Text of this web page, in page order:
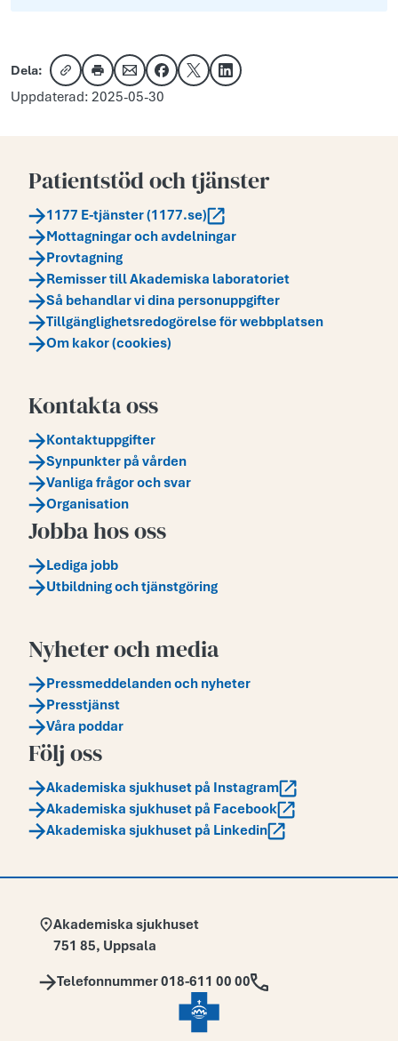
Dela:
Kopiera länk
Skriv utDela via e-post
Dela på Facebook
Dela på XDela på LinkedIn
Uppdaterad: 2025-05-30
Patientstöd och tjänster
1177 E-tjänster (1177.se)
Mottagningar och avdelningar
Provtagning
Remisser till Akademiska laboratoriet
Så behandlar vi dina personuppgifter
Tillgänglighetsredogörelse för webbplatsen
Om kakor (cookies)
Kontakta oss
Kontaktuppgifter
Synpunkter på vården
Vanliga frågor och svar
Organisation
Jobba hos oss
Lediga jobb
Utbildning och tjänstgöring
Nyheter och media
Pressmeddelanden och nyheter
Presstjänst
Våra poddar
Följ oss
Akademiska sjukhuset på Instagram
Akademiska sjukhuset på Facebook
Akademiska sjukhuset på Linkedin
Adress:
Akademiska sjukhuset
751 85, Uppsala
Telefon:
Telefonnummer 018-611 00 00